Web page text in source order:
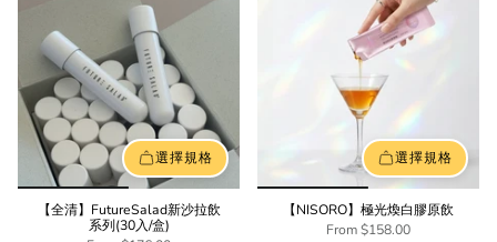
選擇規格
【全清】FutureSalad新沙拉飲
系列(30入/盒)
選擇規格
【NISORO】極光煥白膠原飲
From$158.00